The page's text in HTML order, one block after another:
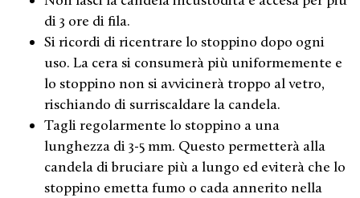
di 3 ore di fila.
Si ricordi di ricentrare lo stoppino dopo ogni
uso. La cera si consumerà più uniformemente e
lo stoppino non si avvicinerà troppo al vetro,
rischiando di surriscaldare la candela.
Tagli regolarmente lo stoppino a una
lunghezza di 3-5 mm. Questo permetterà alla
candela di bruciare più a lungo ed eviterà che lo
stoppino emetta fumo o cada annerito nella